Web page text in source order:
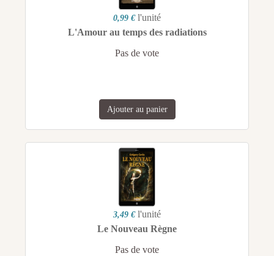
0,99 € l'unité
L'Amour au temps des radiations
Pas de vote
Ajouter au panier
3,49 € l'unité
Le Nouveau Règne
Pas de vote